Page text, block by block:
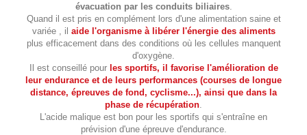
évacuation par les conduits biliaires.
Quand il est pris en complément lors d'une alimentation saine et
variée , il aide l'organisme à libérer l'énergie des aliments
plus efficacement dans des conditions où les cellules manquent
d'oxygène.
Il est conseillé pourles sportifs, il favorise l'amélioration de
leur endurance et de leurs performances (courses de longue
distance, épreuves de fond, cyclisme...), ainsi que dans la
phase de récupération
L'acide malique est bon pour les sportifs qui s'entraîne en
prévision d'une épreuve d'endurance.